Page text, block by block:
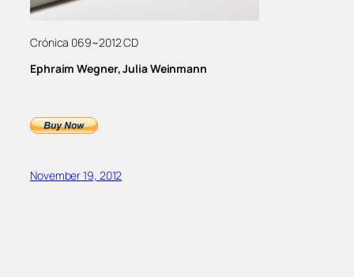
Crónica 069~2012 CD
Ephraim Wegner, Julia Weinmann
November 19, 2012